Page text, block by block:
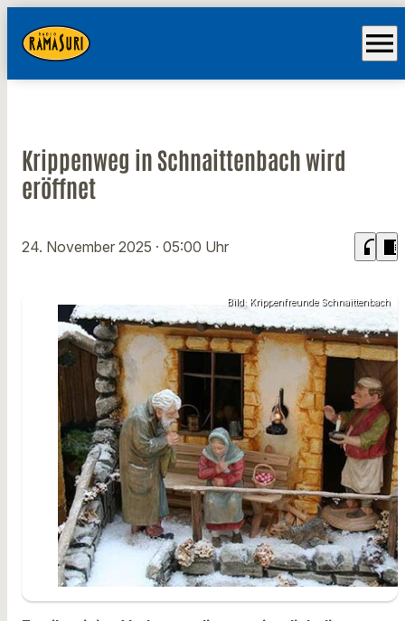
menu
Krippenweg in Schnaittenbach wird
eröffnet
24. November 2025 · 05:00 Uhr headphones chrome_reader_mode
Bild: Krippenfreunde Schnaittenbach